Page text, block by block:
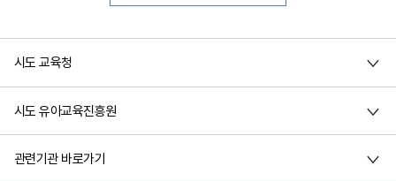
시도 교육청
시도 유아교육진흥원
관련기관 바로가기